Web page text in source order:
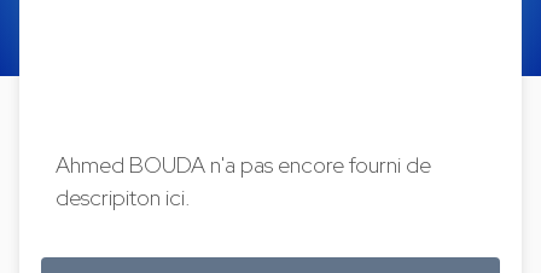
Ahmed BOUDA n'a pas encore fourni de
descripiton ici.